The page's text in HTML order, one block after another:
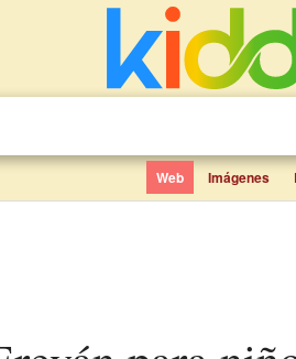
Web Imágenes